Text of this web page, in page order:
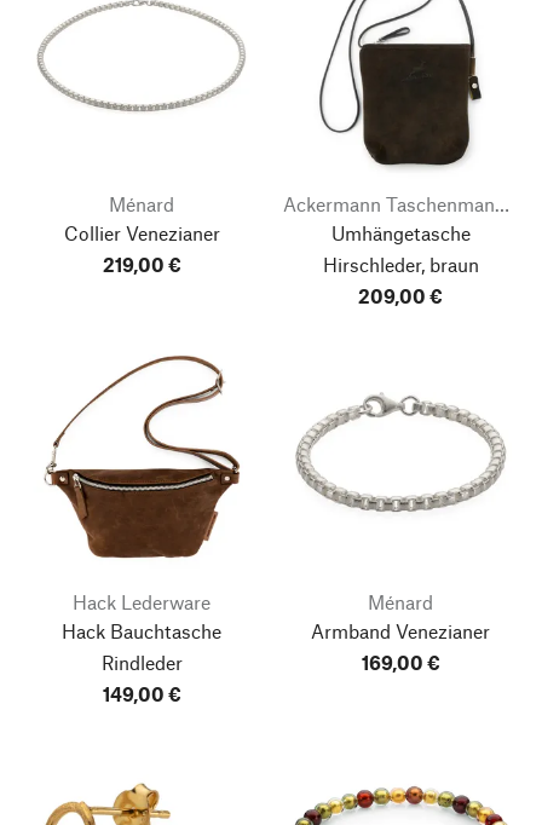
Ménard
Collier Venezianer
219,00 €
Ackermann Taschenmanufaktur
Umhängetasche
Hirschleder, braun
209,00 €
Hack Lederware
Hack Bauchtasche
Rindleder
149,00 €
Ménard
Armband Venezianer
169,00 €